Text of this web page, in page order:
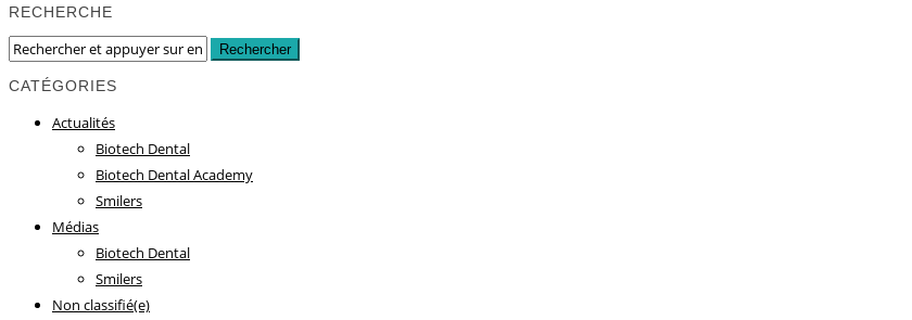
RECHERCHE
CATÉGORIES
Actualités
Biotech Dental
Biotech Dental Academy
Smilers
Médias
Biotech Dental
Smilers
Non classifié(e)